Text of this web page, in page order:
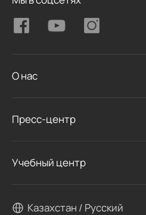
О нас
Пресс-центр
Учебный центр
Казахстан / Русский